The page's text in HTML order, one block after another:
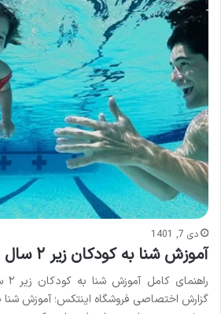
دی 7, 1401
آموزش شنا به کودکان زیر ۲ سال